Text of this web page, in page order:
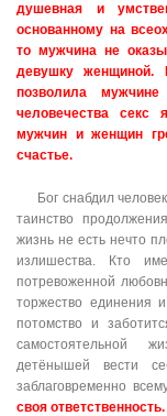
душевная и
основанному на
то мужчина не
девушку
позволила
человечества секс
мужчин и женщин
счастье.
Бог снабдил
таинство
жизнь не есть нечто
излишества. Кто
потревоженной
торжество единения
потомство и
самостоятельной
детёнышей вести
заблаговременно
своя